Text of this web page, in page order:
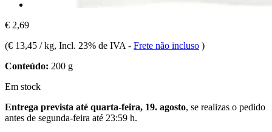
€ 2,69
(€ 13,45 / kg, Incl. 23% de IVA - Frete não incluso )
Conteúdo: 200 g
Em stock
Entrega prevista até quarta-feira, 19. agosto, se realizas o pedido
antes de segunda-feira até 23:59 h.